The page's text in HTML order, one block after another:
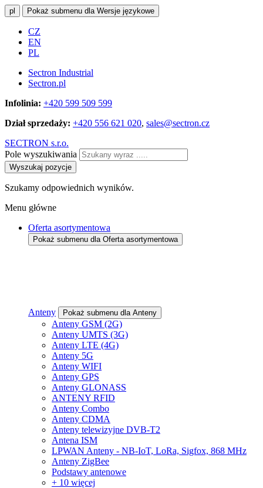
pl Pokaż submenu dla Wersje językowe
CZ
EN
PL
Sectron Industrial
Sectron.pl
Infolinia: +420 599 509 599
Dział sprzedaży: +420 556 621 020, sales@sectron.cz
SECTRON s.r.o.
Pole wyszukiwania
Wyszukaj pozycje
Szukamy odpowiednich wyników.
Menu główne
Oferta asortymentowa
Pokaż submenu dla Oferta asortymentowa
Anteny Pokaż submenu dla Anteny
Anteny GSM (2G)
Anteny UMTS (3G)
Anteny LTE (4G)
Anteny 5G
Anteny WIFI
Anteny GPS
Anteny GLONASS
ANTENY RFID
Anteny Combo
Anteny CDMA
Anteny telewizyjne DVB-T2
Antena ISM
LPWAN Anteny - NB-IoT, LoRa, Sigfox, 868 MHz
Anteny ZigBee
Podstawy antenowe
+ 10 więcej